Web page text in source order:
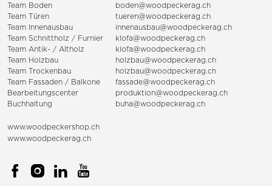
Team Boden
boden@woodpeckerag.ch
Team Türen
tueren@woodpeckerag.ch
Team Innenausbau
innenausbau@woodpeckerag.ch
Team Schnittholz / Furnier
klofa@woodpeckerag.ch
Team Antik- / Altholz
klofa@woodpeckerag.ch
Team Holzbau
holzbau@woodpeckerag.ch
Team Trockenbau
holzbau@woodpeckerag.ch
Team Fassaden / Balkone
fassade@woodpeckerag.ch
Bearbeitungscenter
produktion@woodpeckerag.ch
Buchhaltung
buha@woodpeckerag.ch
www.woodpeckershop.ch
www.woodpeckerag.ch